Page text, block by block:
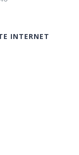
INTERNET